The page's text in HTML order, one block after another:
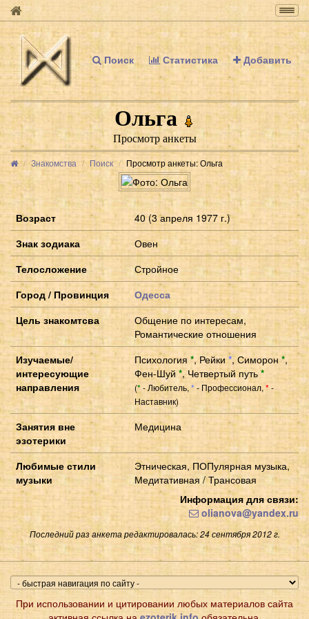
Поиск Статистика Добавить
Ольга
Просмотр анкеты
Знакомства Поиск Просмотр анкеты: Ольга
Возраст
40 (3 апреля 1977 г.)
Знак зодиака
Овен
Телосложение
Стройное
Город / Провинция
Одесса
Цель знакомтсва
Общение по интересам,
Романтические отношения
Изучаемые/
интересующие
направления
Психология *, Рейки*, Симорон *,
Фен-Шуй *, Четвертый путь *
(*- Любитель,* - Профессионал, *-
Наставник)
Занятия вне
эзотерики
Медицина
Любимые стили
музыки
Этническая, ПОПулярная музыка,
Медитативная / Трансовая
Информация для связи:
olianova@yandex.ru
Последний раз анкета редактировалась: 24 сентября 2012 г.
При использовании и цитировании любых материалов сайта